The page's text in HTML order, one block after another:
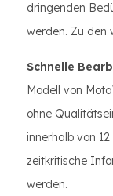
dringenden
werden. Zu den
Schnelle
Modell von
ohne
innerhalb von
zeitkritische
werden.